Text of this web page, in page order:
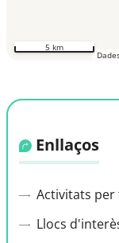
5 km
Enllaços
Activitats per
Llocs